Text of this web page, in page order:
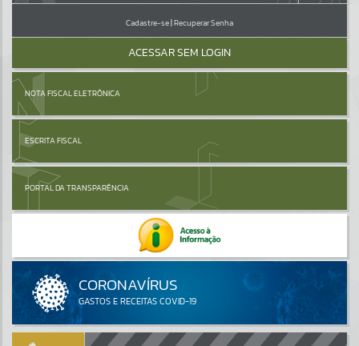
Por favor, aguarde...
Cadastre-se|Recuperar Senha
ACESSAR SEM LOGIN
NOTA FISCAL ELETRÔNICA
ESCRITA FISCAL
PORTAL DA TRANSPARÊNCIA